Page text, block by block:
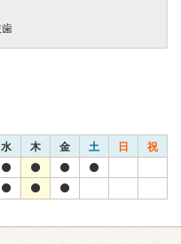
水 木 金 土 日 祝